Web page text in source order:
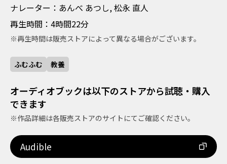
なれーたー あんべ あつし まつなが なおと
ナレーター：あんべ あつし, 松永 直人
さいせいじかん 4時間22分
再生時間：4時間22分
※再生時間は販売ストアによって異なる場合がございます。
ふむふむ 教養
オーディオブックは以下のストアから試聴・購入
できます
※作品詳細は各販売ストアのサイトにてご確認ください。
Audible